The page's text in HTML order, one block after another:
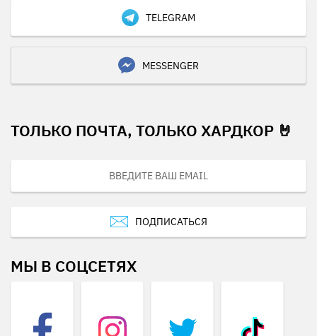
TELEGRAM
MESSENGER
ТОЛЬКО ПОЧТА, ТОЛЬКО ХАРДКОР 🤘
ПОДПИСАТЬСЯ
МЫ В СОЦСЕТЯХ